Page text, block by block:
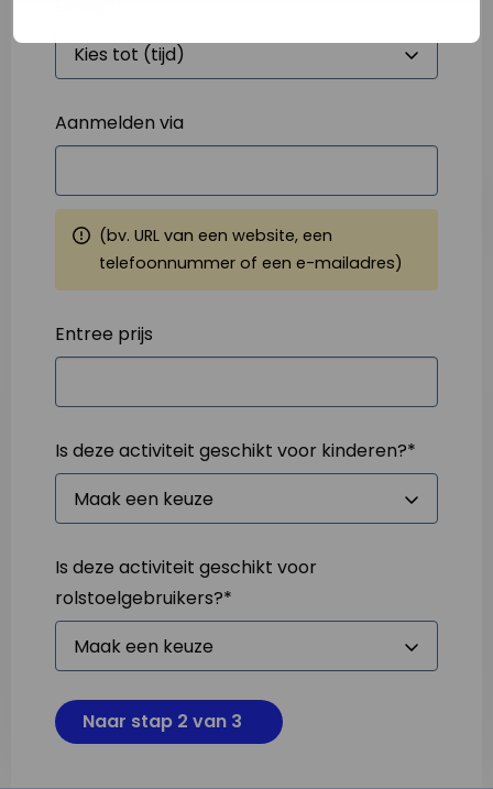
Aanmelden via
(bv. URL van een website, een
telefoonnummer of een e-mailadres)
Entree prijs
Is deze activiteit geschikt voor kinderen?*
Is deze activiteit geschikt voor
rolstoelgebruikers?*